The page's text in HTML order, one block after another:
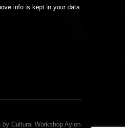
info is kept in your data
Cultural Workshop Ayion